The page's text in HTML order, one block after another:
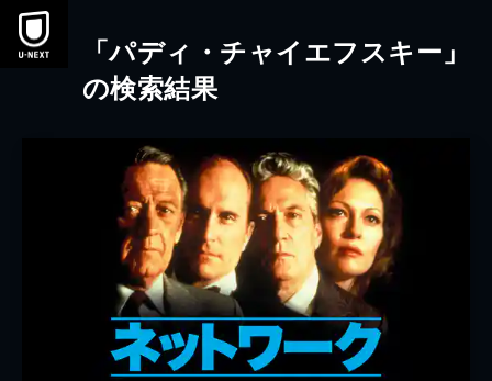
本文へスキップ
「パディ・チャイエフスキー」
の検索結果